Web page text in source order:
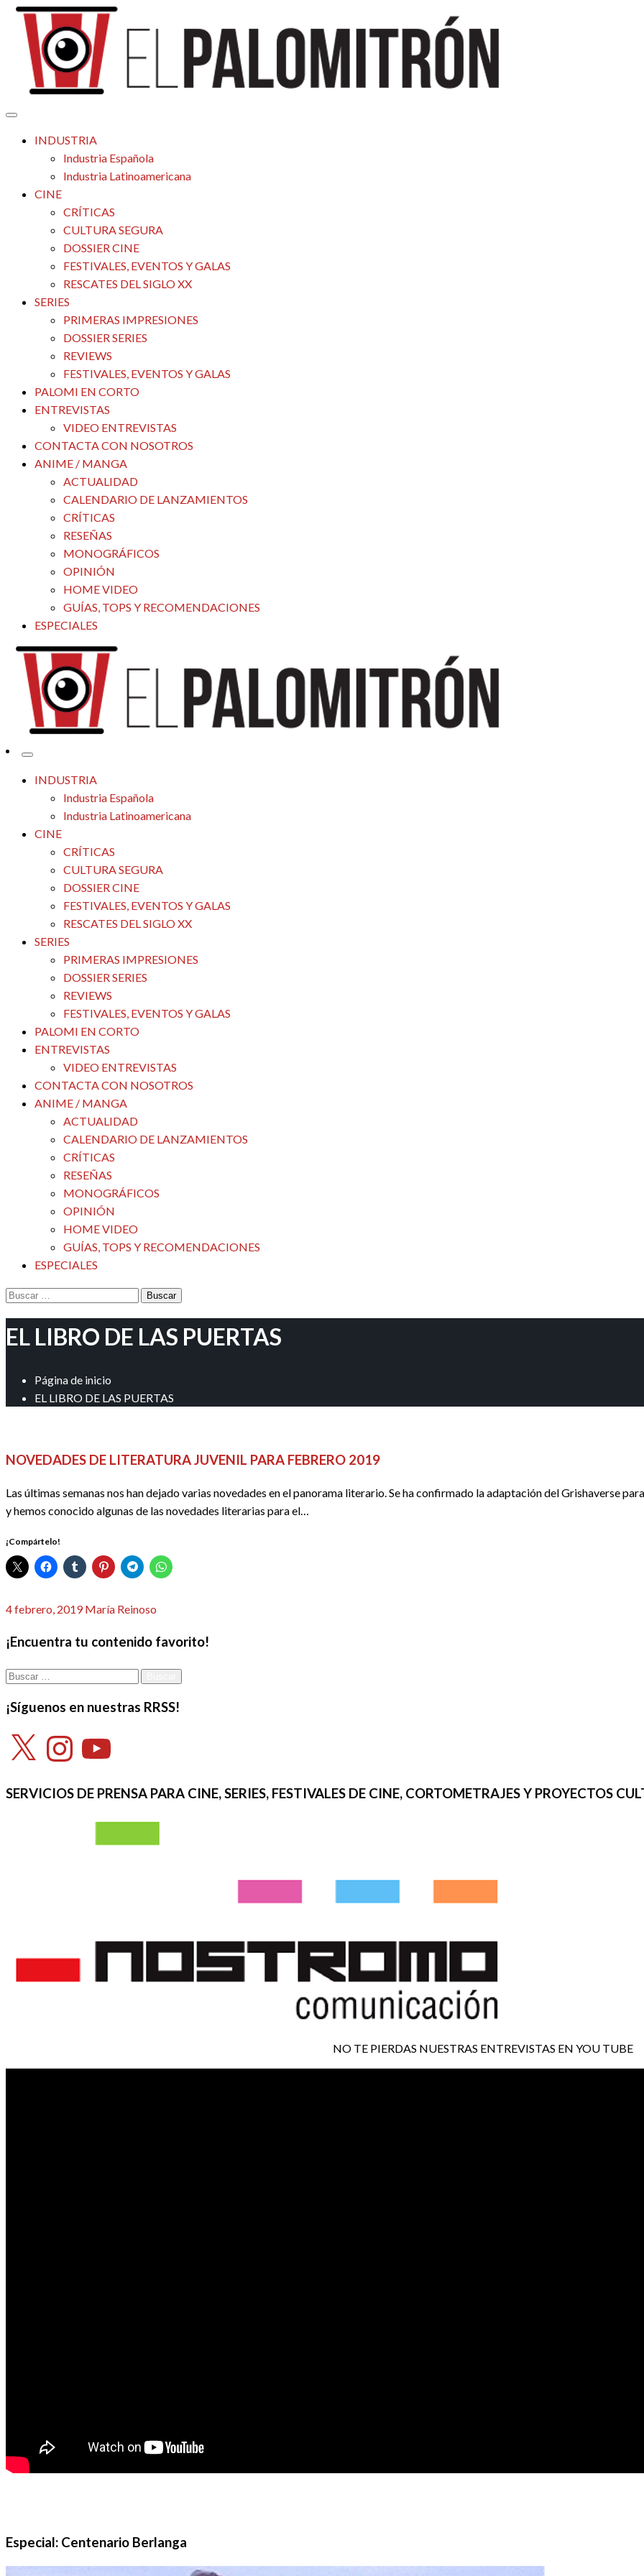
Saltar
contenido
El Palomitrón
Tu espacio de la industria de cine española y latinoamericana
INDUSTRIA
Industria Española
Industria Latinoamericana
CINE
CRÍTICAS
CULTURA SEGURA
DOSSIER CINE
FESTIVALES, EVENTOS Y GALAS
RESCATES DEL SIGLO XX
SERIES
PRIMERAS IMPRESIONES
DOSSIER SERIES
REVIEWS
FESTIVALES, EVENTOS Y GALAS
PALOMI EN CORTO
ENTREVISTAS
VIDEO ENTREVISTAS
CONTACTA CON NOSOTROS
ANIME / MANGA
ACTUALIDAD
CALENDARIO DE LANZAMIENTOS
CRÍTICAS
RESEÑAS
MONOGRÁFICOS
OPINIÓN
HOME VIDEO
GUÍAS, TOPS Y RECOMENDACIONES
ESPECIALES
El Palomitrón
Tu espacio de la industria de cine española y latinoamericana
INDUSTRIA
Industria Española
Industria Latinoamericana
CINE
CRÍTICAS
CULTURA SEGURA
DOSSIER CINE
FESTIVALES, EVENTOS Y GALAS
RESCATES DEL SIGLO XX
SERIES
PRIMERAS IMPRESIONES
DOSSIER SERIES
REVIEWS
FESTIVALES, EVENTOS Y GALAS
PALOMI EN CORTO
ENTREVISTAS
VIDEO ENTREVISTAS
CONTACTA CON NOSOTROS
ANIME / MANGA
ACTUALIDAD
CALENDARIO DE LANZAMIENTOS
CRÍTICAS
RESEÑAS
MONOGRÁFICOS
OPINIÓN
HOME VIDEO
GUÍAS, TOPS Y RECOMENDACIONES
ESPECIALES
Buscar:
EL LIBRO DE LAS PUERTAS
Página de inicio
EL LIBRO DE LAS PUERTAS
NOVEDADES DE LITERATURA JUVENIL PARA FEBRERO 2019
Las últimas semanas nos han dejado varias novedades en el panorama literario. Se ha confirmado la adaptación del Grishaverse
y hemos conocido algunas de las novedades literarias para el…
¡Compártelo!
Publicado
4 febrero, 2019 María Reinoso
¡Encuentra tu contenido favorito!
Buscar:
¡Síguenos en nuestras RRSS!
X InstagramYouTube
SERVICIOS DE PRENSA PARA CINE, SERIES, FESTIVALES DE CINE, CORTOMETRAJES Y PROYECTOS
NO TE PIERDAS NUESTRAS ENTREVISTAS EN YOU TUBE
Especial: Centenario Berlanga